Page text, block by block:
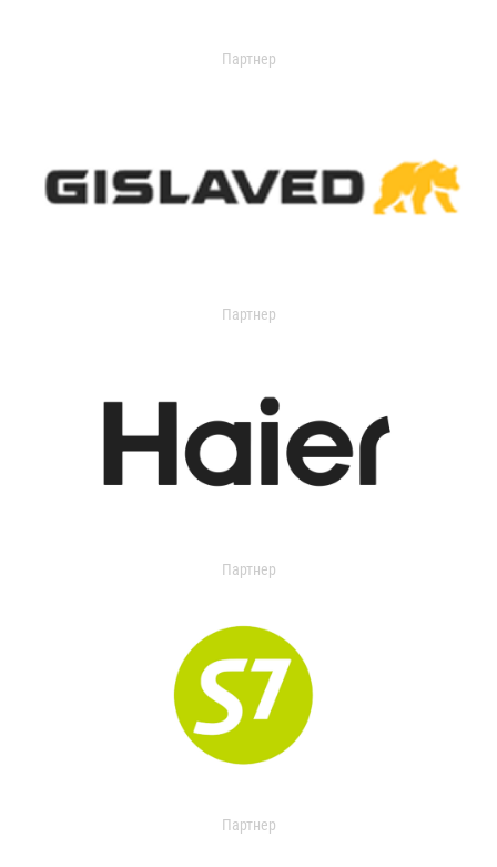
Партнер
Партнер
Партнер
Партнер